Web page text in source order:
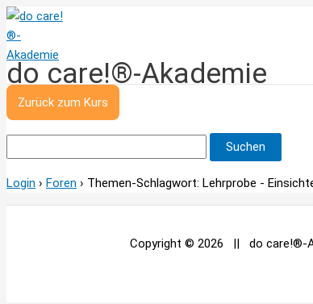
Zum
Inhalt
springen
do care!®-Akademie
Zurück zum Kurs
nach:
Login › Foren › Themen-Schlagwort: Lehrprobe -
Copyright © 2026 || do care!®-